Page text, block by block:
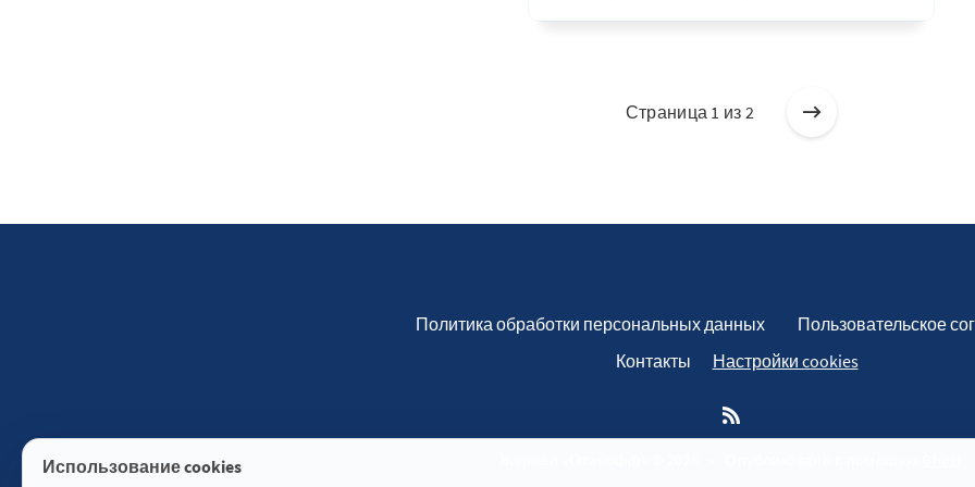
Страница 1 из 2
Использование cookies
Политика обработки персональных данных
Пользовательское
Контакты
Настройки cookies